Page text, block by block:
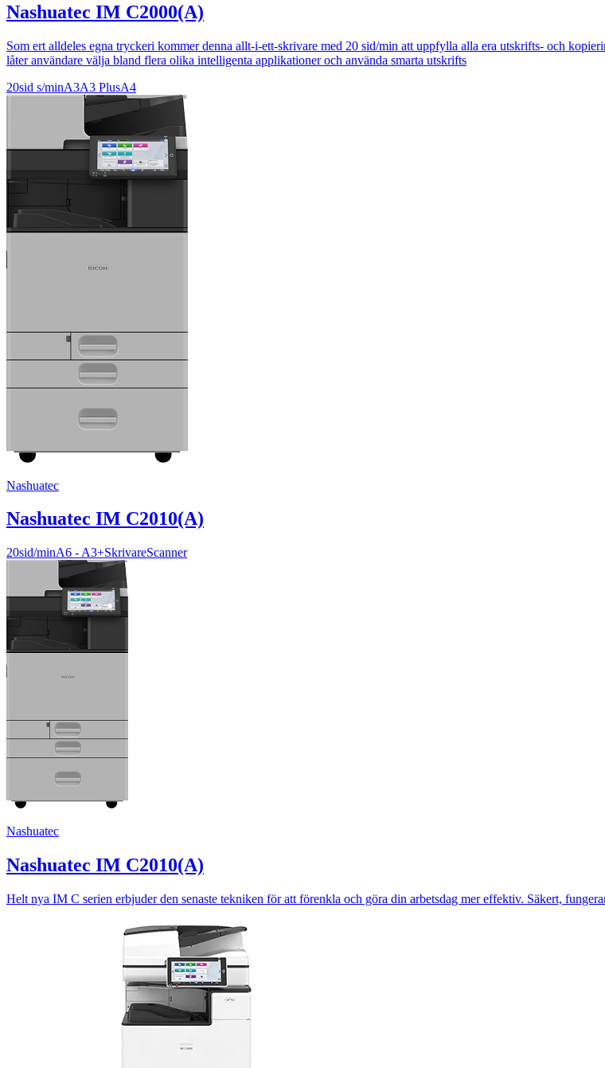
Nashuatec IM C2000(A)
Som ert alldeles egna tryckeri kommer denna allt-i-ett-skrivare med 20 sid/min att uppfylla alla era utskrifts- och
låter användare välja bland flera olika intelligenta applikationer och använda smarta utskrifts
20sid s/minA3A3 PlusA4
Nashuatec
Nashuatec IM C2010(A)
20sid/minA6 - A3+SkrivareScanner
Nashuatec
Nashuatec IM C2010(A)
Helt nya IM C serien erbjuder den senaste tekniken för att förenkla och göra din arbetsdag mer effektiv. Säkert,